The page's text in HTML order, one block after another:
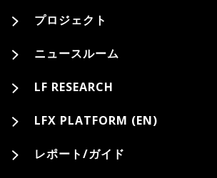
プロジェクト
ニュースルーム
LF RESEARCH
LFX PLATFORM (EN)
レポート/ガイド